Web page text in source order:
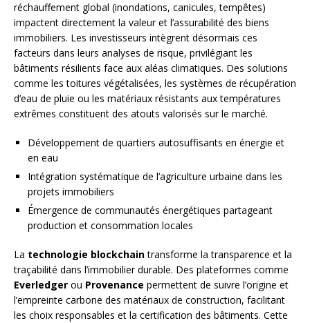
réchauffement global (inondations, canicules, tempêtes)
impactent directement la valeur et l’assurabilité des biens
immobiliers. Les investisseurs intègrent désormais ces
facteurs dans leurs analyses de risque, privilégiant les
bâtiments résilients face aux aléas climatiques. Des solutions
comme les toitures végétalisées, les systèmes de récupération
d’eau de pluie ou les matériaux résistants aux températures
extrêmes constituent des atouts valorisés sur le marché.
Développement de quartiers autosuffisants en énergie et
en eau
Intégration systématique de l’agriculture urbaine dans les
projets immobiliers
Émergence de communautés énergétiques partageant
production et consommation locales
La technologie blockchaintransforme la transparence et la
traçabilité dans l’immobilier durable. Des plateformes comme
Everledger ou Provenance permettent de suivre l’origine et
l’empreinte carbone des matériaux de construction, facilitant
les choix responsables et la certification des bâtiments. Cette